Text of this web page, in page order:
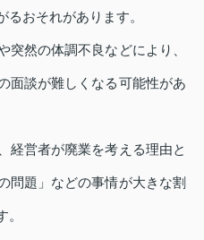
おそれがあります。
然の体調不良などにより、
面談が難しくなる可能性があ
経営者が廃業を考える理由と
問題」などの事情が大きな割